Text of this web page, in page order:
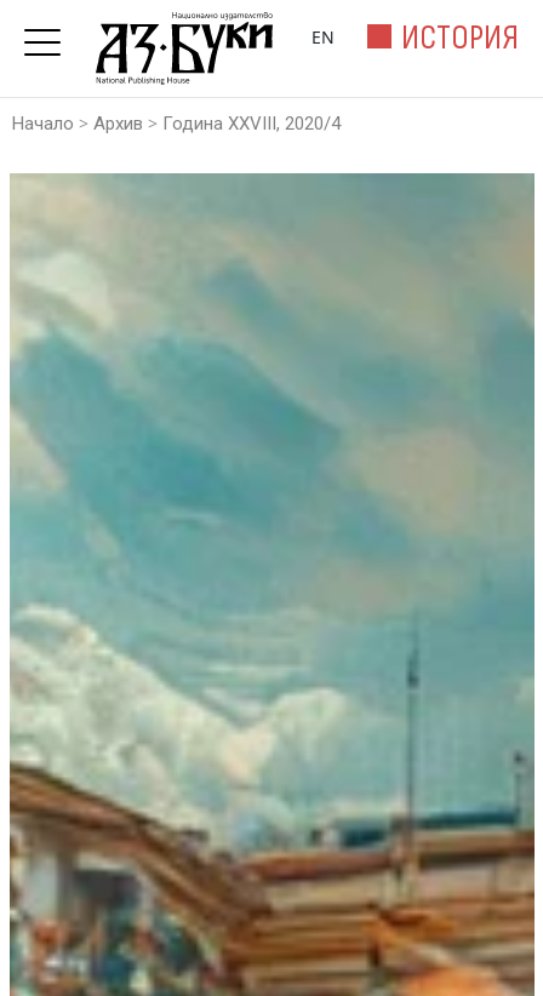
ИСТОРИЯ
EN
Начало > Архив > Година XXVIII, 2020/4